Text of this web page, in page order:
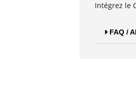
Intégrez le
FAQ /